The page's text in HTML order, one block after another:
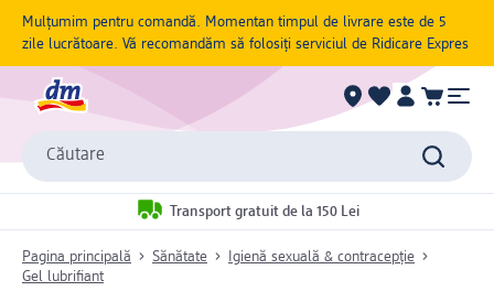
Mulțumim pentru comandă. Momentan timpul de livrare este de 5
zile lucrătoare. Vă recomandăm să folosiți serviciul de Ridicare Expres
Căutare
Transport gratuit de la 150 Lei
Pagina principală Sănătate
Igienă sexuală & contracepție
Gel lubrifiant